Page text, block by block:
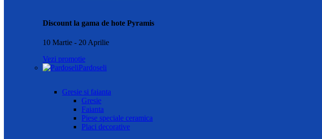
Discount la gama de hote Pyramis
10 Martie - 20 Aprilie
Vezi promotie
Pardoseli
Gresie si faianta
Gresie
Faianta
Piese speciale ceramica
Placi decorative